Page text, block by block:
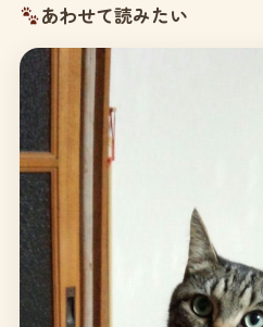
あわせて読みたい